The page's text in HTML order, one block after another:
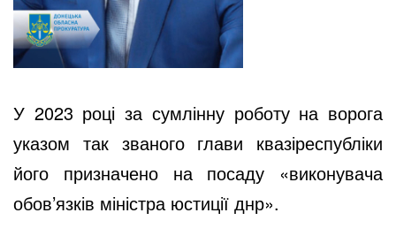
У 2023 році за сумлінну роботу на ворога
указом так званого глави квазіреспубліки
його призначено на посаду «виконувача
обов’язків міністра юстиції днр».